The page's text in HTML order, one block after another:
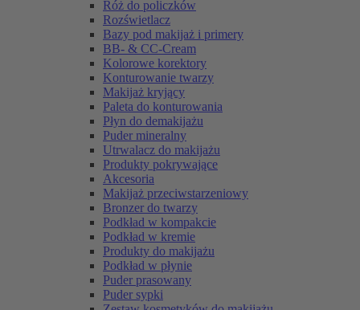
Róż do policzków
Rozświetlacz
Bazy pod makijaż i primery
BB- & CC-Cream
Kolorowe korektory
Konturowanie twarzy
Makijaż kryjący
Paleta do konturowania
Płyn do demakijażu
Puder mineralny
Utrwalacz do makijażu
Produkty pokrywające
Akcesoria
Makijaż przeciwstarzeniowy
Bronzer do twarzy
Podkład w kompakcie
Podkład w kremie
Produkty do makijażu
Podkład w płynie
Puder prasowany
Puder sypki